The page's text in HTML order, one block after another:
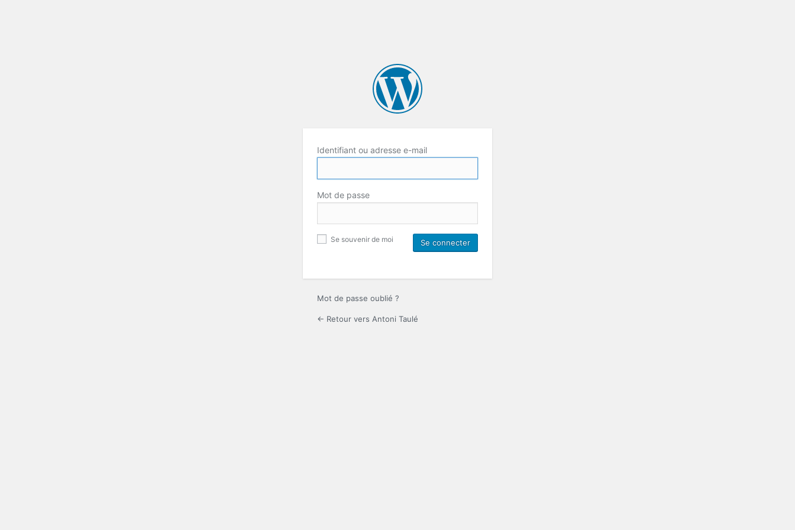
Identifiant ou adresse e-mail
Mot de passe
Se souvenir de moi
Mot de passe oublié ?
← Retour vers Antoni Taulé